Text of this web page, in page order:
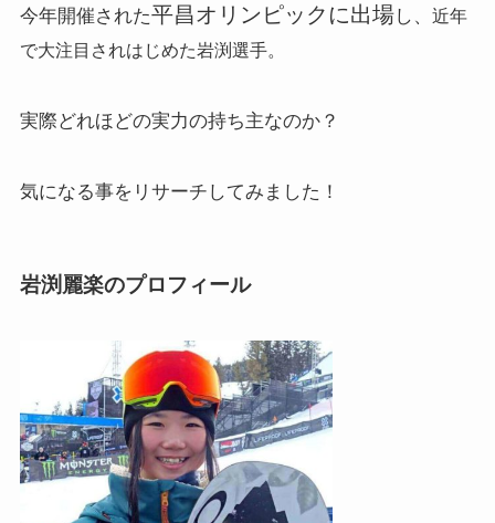
今年開催された平昌オリンピックに出場し、 近年
で大注目されはじめた岩渕選手。
実際どれほどの実力の持ち主なのか？
気になる事をリサーチしてみました！
岩渕麗楽のプロフィール